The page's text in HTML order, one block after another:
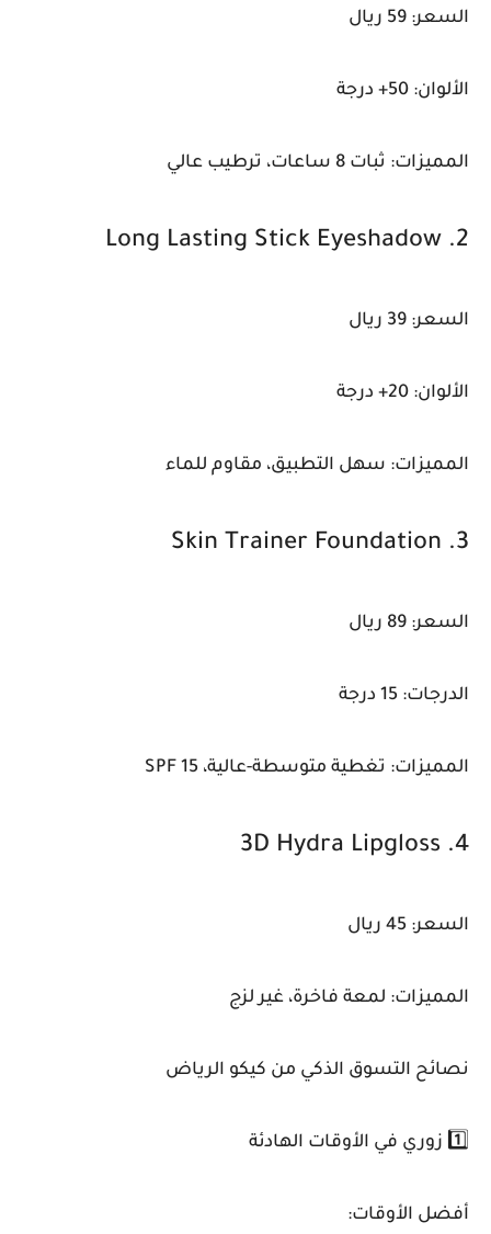
السعر: 59 ريال
الألوان: 50+ درجة
المميزات: ثبات 8 ساعات، ترطيب عالي
2. Long Lasting Stick Eyeshadow
السعر: 39 ريال
الألوان: 20+ درجة
المميزات: سهل التطبيق، مقاوم للماء
3. Skin Trainer Foundation
السعر: 89 ريال
الدرجات: 15 درجة
المميزات: تغطية متوسطة-عالية، SPF 15
4. 3D Hydra Lipgloss
السعر: 45 ريال
المميزات: لمعة فاخرة، غير لزج
نصائح التسوق الذكي من كيكو الرياض
1️⃣ زوري في الأوقات الهادئة
أفضل الأوقات: